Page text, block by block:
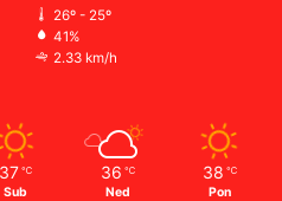
26º - 25º
41%
2.33 km/h
37 ℃
Sub
36 ℃
Ned
38 ℃
Pon